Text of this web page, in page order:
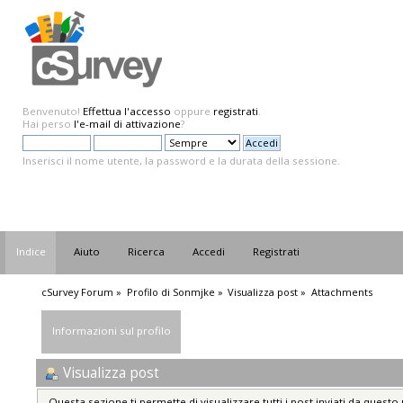
Benvenuto! Effettua l'accesso oppure registrati.
Hai perso l'e-mail di attivazione?
Inserisci il nome utente, la password e la durata della sessione.
Indice Aiuto Ricerca Accedi Registrati
cSurvey Forum » Profilo di Sonmjke » Visualizza post » Attachments
Informazioni sul profilo
Visualizza post